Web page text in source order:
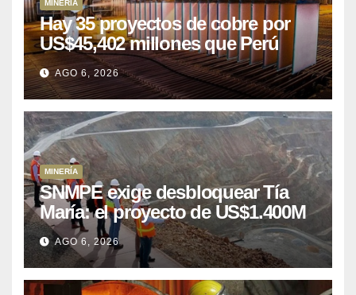
MINERÍA
Hay 35 proyectos de cobre por
US$45,402 millones que Perú
puede aprovechar
AGO 6, 2026
MINERÍA
SNMPE exige desbloquear Tía
María: el proyecto de US$1.400M
que Perú lleva 15 años
posponiendo
AGO 6, 2026